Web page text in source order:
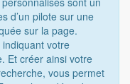
d’un pilote sur une
sur la page.
votre
Et créer ainsi votre
vous permet